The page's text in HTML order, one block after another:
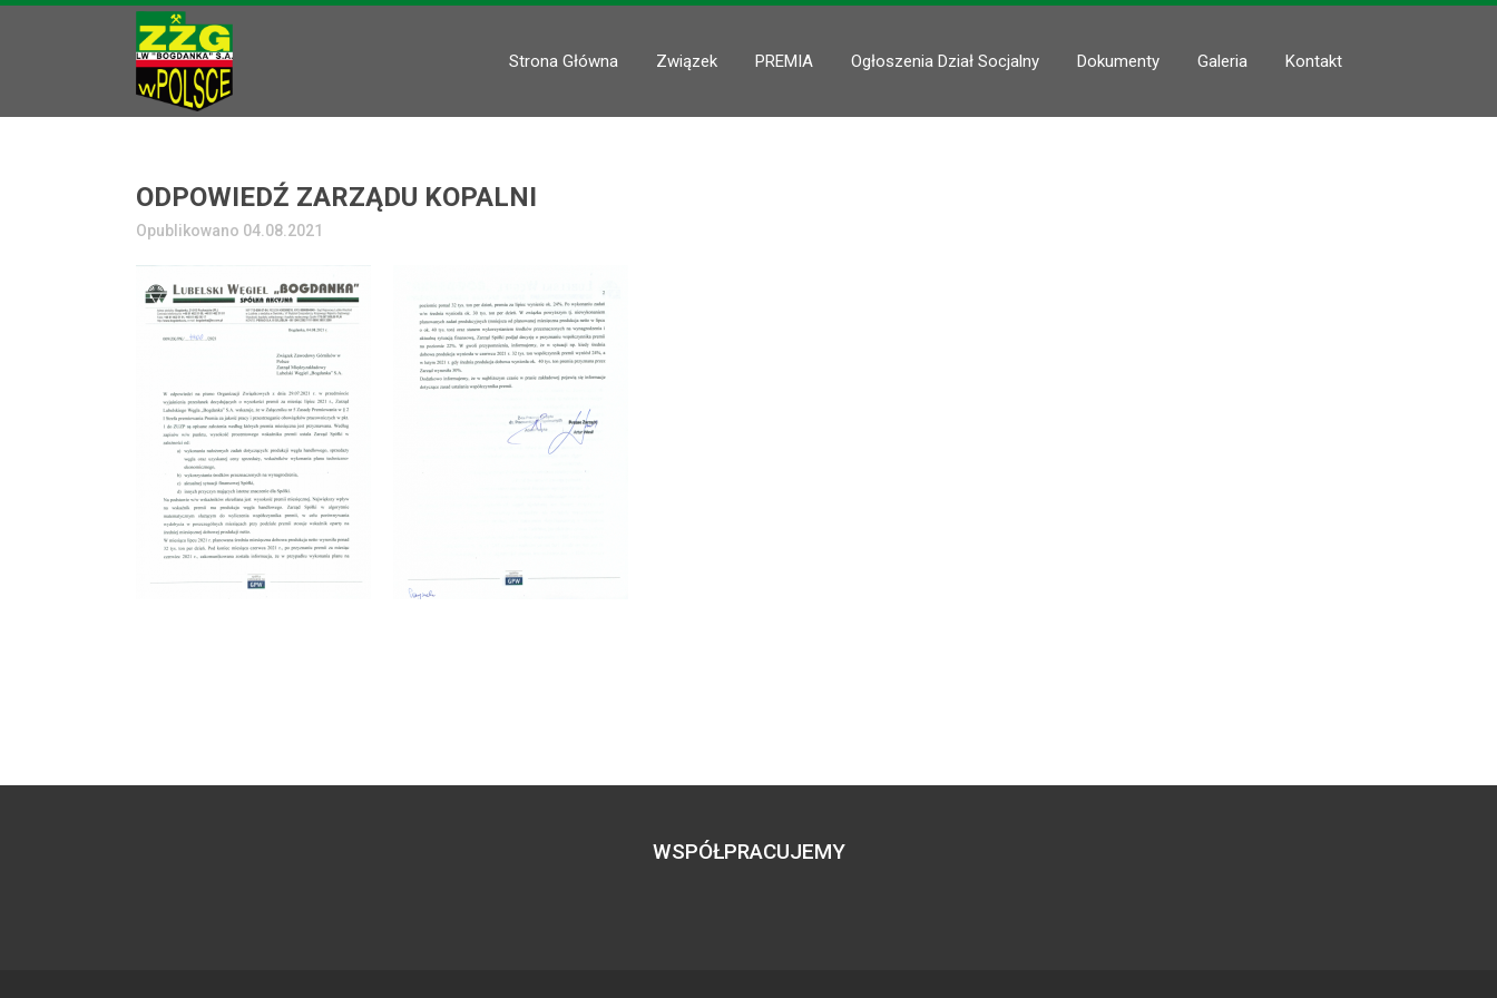
Strona Główna Związek PREMIA Ogłoszenia Dział Socjalny Dokumenty Galeria Kontakt
ODPOWIEDŹ ZARZĄDU KOPALNI
Opublikowano 04.08.2021
WSPÓŁPRACUJEMY